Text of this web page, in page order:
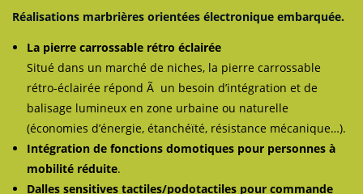
Réalisations marbrières orientées électronique embarquée.
La pierre carrossable rétro éclairée
Situé dans un marché de niches, la pierre carrossable
rétro-éclairée répond Ã un besoin d’intégration et de
balisage lumineux en zone urbaine ou naturelle
(économies d’énergie, étanchéïté, résistance mécanique…).
Intégration de fonctions domotiques pour personnes à
mobilité réduite.
Dalles sensitives tactiles/podotactiles pour commande